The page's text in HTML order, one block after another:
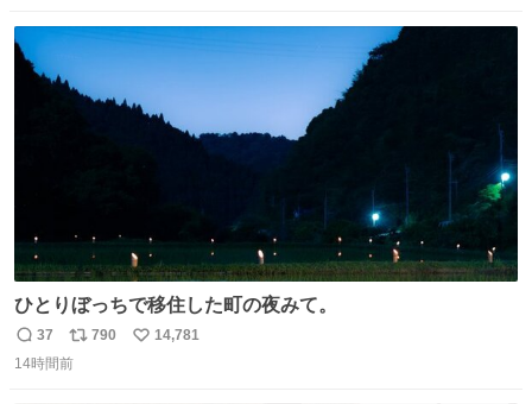
わ！！！！！！！！！！！！！！！！！！！！
ト
数
ひとりぼっちで移住した町の夜みて。
返
信
37
リ
ポ
790
い
14,781
14時間前